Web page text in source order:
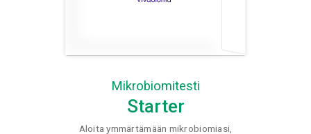
Mikrobiomitesti
Starter
Aloita ymmärtämään mikrobiomiasi,